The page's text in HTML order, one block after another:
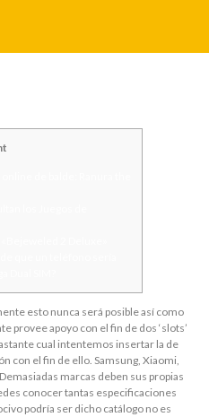
esto nunca será posible así­ como
provee apoyo con el fin de dos ‘slots’
cual intentemos insertar la de
con el fin de ello. Samsung, Xiaomi,
marcas deben sus propias
conocer tantas especificaciones
podrí­a ser dicho catálogo no es